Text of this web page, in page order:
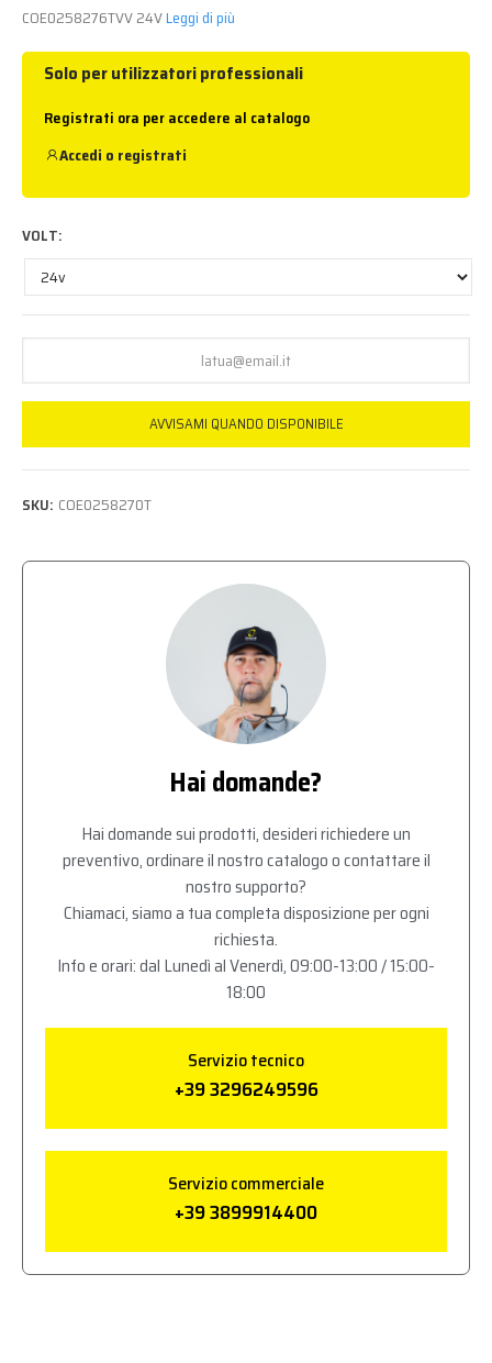
COE0258276TVV 24VLeggi di più
Solo per utilizzatori professionali
Registrati ora per accedere al catalogo
Accedi o registrati
VOLT
AVVISAMI QUANDO DISPONIBILE
SKU: COE0258270T
Hai domande?
Hai domande sui prodotti, desideri richiedere un
preventivo, ordinare il nostro catalogo o contattare il
nostro supporto?
Chiamaci, siamo a tua completa disposizione per ogni
richiesta.
Info e orari: dal Lunedì al Venerdì, 09:00-13:00 / 15:00-
18:00
Servizio tecnico
+39 3296249596
Servizio commerciale
+39 3899914400